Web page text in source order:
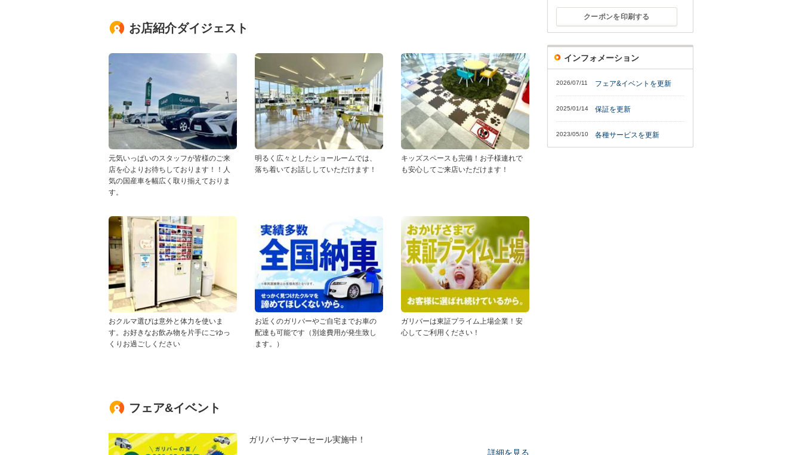
お店紹介ダイジェスト
元気いっぱいのスタッフが皆様のご来
店を心よりお待ちしております！！人
気の国産車を幅広く取り揃えておりま
す。
明るく広々としたショールームでは、
落ち着いてお話ししていただけます！
キッズスペースも完備！お子様連れで
も安心してご来店いただけます！
おクルマ選びは意外と体力を使いま
す。お好きなお飲み物を片手にごゆっ
くりお過ごしください
お近くのガリバーやご自宅までお車の
配達も可能です（別途費用が発生致し
ます。）
ガリバーは東証プライム上場企業！安
心してご利用ください！
フェア&イベント
ガリバーサマーセール実施中！
詳細を見る
クーポンを印刷する
インフォメーション
2026/07/11 フェア&イベントを更新
2025/01/14 保証を更新
2023/05/10 各種サービスを更新